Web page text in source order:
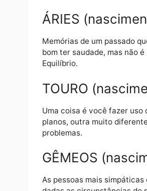
escolha, decidamos
Enquanto não fizermos
coletivamente.
ÁRIES
Memórias de um
bom ter saudade, mas
TOURO